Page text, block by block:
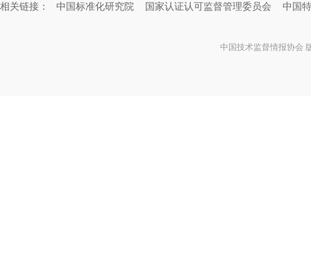
相关链接： 中国标准化研究院 国家认证认可监督管理委员会 中国
中国技术监督情报协会